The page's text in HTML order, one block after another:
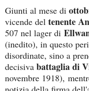
Giunti al mese di
vicende del tenente
507 nel lager di
(inedito), in questo
disordinate, sino a
decisiva battaglia di
novembre 1918),